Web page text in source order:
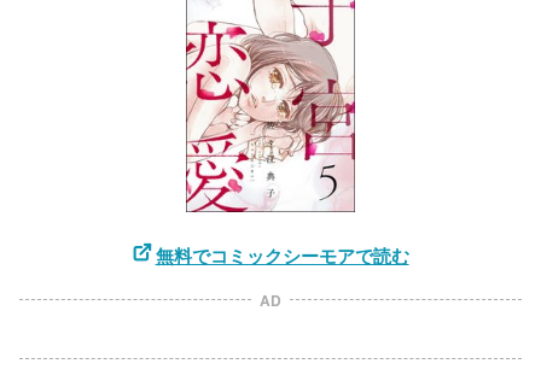
無料でコミックシーモアで読む
AD